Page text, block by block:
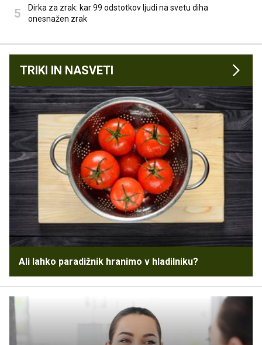
Dirka za zrak: kar 99 odstotkov ljudi na svetu diha
onesnažen zrak
TRIKI IN NASVETI
Ali lahko paradižnik hranimo v hladilniku?